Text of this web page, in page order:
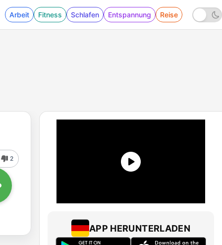
Arbeit Fitness Schlafen Entspannung Reise
2
APP HERUNTERLADEN